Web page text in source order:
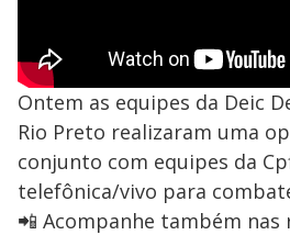
Ontem as equipes da Deic
Rio Preto realizaram uma
conjunto com equipes da
telefônica/vivo para
📲 Acompanhe também nas